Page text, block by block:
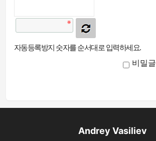
자동등록방지 숫자를 순서대로 입력하세요.
비밀글
Andrey Vasiliev